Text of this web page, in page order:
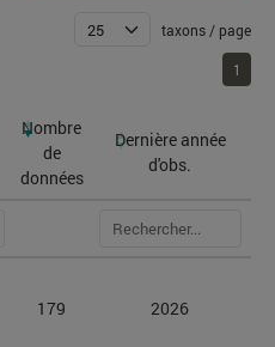
taxons / page
1
Nombre
de
données
Dernière année
d'obs.
179 2026